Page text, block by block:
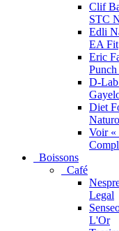
Clif
STC
Edli
EA Fit
Eric
D-
Diet
Voir «
Boissons
Café
Legal
L'Or